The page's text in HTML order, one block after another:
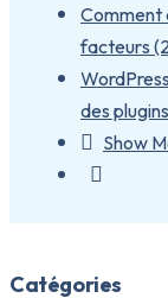
Comment
facteurs
des
Show
Catégories